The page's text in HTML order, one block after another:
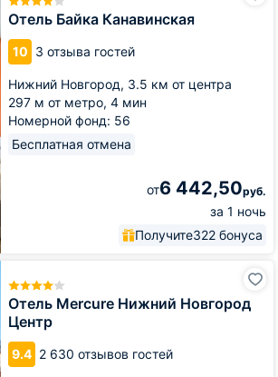
Отель Байка Канавинская
10 3 отзыва гостей
Нижний Новгород, 3.5 км от центра
297 м от метро, 4 мин
Номерной фонд: 56
Бесплатная отмена
от6 442,50руб.
за 1 ночь
Получите322 бонуса
Отель Mercure Нижний Новгород
Центр
9.4 2 630 отзывов гостей